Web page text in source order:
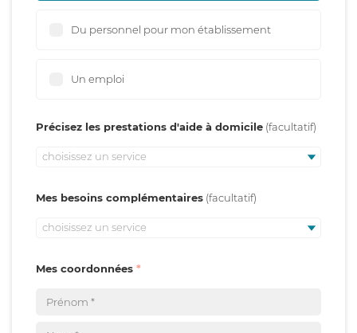
Du personnel pour mon établissement
Un emploi
Précisez les prestations d'aide à domicile
choisissez un service
Mes besoins complémentaires
choisissez un service
Mes coordonnées